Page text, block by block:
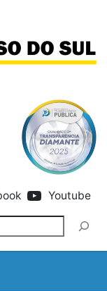
Youtube